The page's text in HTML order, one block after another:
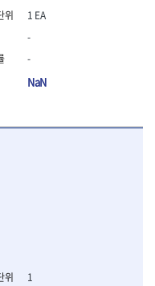
1 EA
-
-
NaN
1